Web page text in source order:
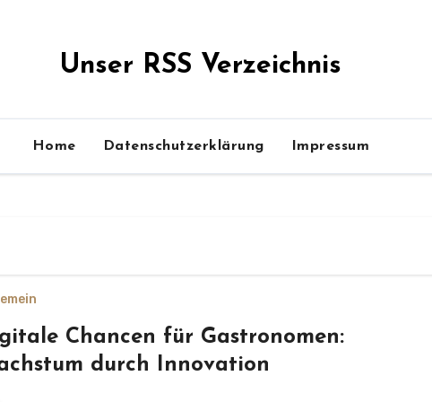
Unser RSS Verzeichnis
Home Datenschutzerklärung Impressum
Chancen für Gastronomen:
durch Innovation